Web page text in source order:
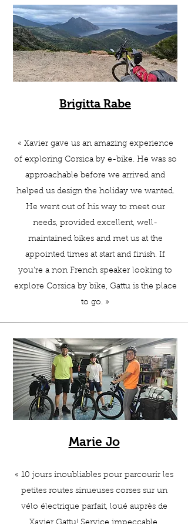
Brigitta Rabe
« Xavier gave us an amazing experience
of exploring Corsica by e-bike. He was so
approachable before we arrived and
helped us design the holiday we wanted.
He went out of his way to meet our
needs, provided excellent, well-
maintained bikes and met us at the
appointed times at start and finish. If
you’re a non French speaker looking to
explore Corsica by bike, Gattu is the place
to go. »
Marie Jo
« 10 jours inoubliables pour parcourir les
petites routes sinueuses corses sur un
vélo électrique parfait, loué auprès de